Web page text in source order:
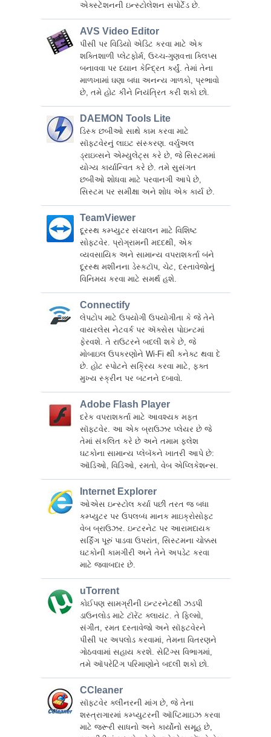
એક્સ્ટેંશનની ઇન્સ્ટોલેશન સપોર્ટેડ છે.
AVS Video Editor
પીસી પર વિડિયો એડિટ કરવા માટે એક
શક્તિશાળી પ્લેટફોર્મ, ઉચ્ચ-ગુણવત્તા ક્લિપ્સ
બનાવવા પર ધ્યાન કેન્દ્રિત કર્યું. તેમાં તેના
માળખામાં ઘણા બધા અનન્ય ગાળકો, પ્રભાવો
છે, તમે હોટ કીને નિયંત્રિત કરી શકો છો.
DAEMON Tools Lite
ડિસ્ક છબીઓ સાથે કામ કરવા માટે
સૉફ્ટવેરનું લાઇટ સંસ્કરણ. વર્ચુઅલ
ડ્રાઇવ્સને એમ્યુલેટ્સ કરે છે, જે સિસ્ટમમાં
યોગ્ય કાર્યાન્વિત કરે છે. તમે સુસંગત
છબીઓ શોધવા માટે પરવાનગી આપે છે,
સિસ્ટમ પર સમીક્ષા અને શોધ એક કાર્ય છે.
TeamViewer
દૂરસ્થ કમ્પ્યુટર સંચાલન માટે વિશિષ્ટ
સોફ્ટવેર. પ્રોગ્રામની મદદથી, એક
વ્યવસાયિક અને સામાન્ય વપરાશકર્તા બંને
દૂરસ્થ મશીનના ડેસ્કટૉપ, ચેટ, દસ્તાવેજોનું
વિનિમય કરવા માટે સમર્થ હશે.
Connectify
લેપટોપ માટે ઉપયોગી ઉપયોગીતા કે જે તેને
વાયરલેસ નેટવર્ક પર ઍક્સેસ પોઇન્ટમાં
ફેરવશે. તે રાઉટરને બદલી શકે છે, જે
મોબાઇલ ઉપકરણોને Wi-Fi થી કનેક્ટ થવા દે
છે. હોટ સ્પોટને સક્રિય કરવા માટે, ફક્ત
મુખ્ય સ્ક્રીન પર બટનને દબાવો.
Adobe Flash Player
દરેક વપરાશકર્તા માટે આવશ્યક મફત
સૉફ્ટવેર. આ એક બ્રાઉઝર પ્લેયર છે જે
તેમાં સંકલિત કરે છે અને તમામ ફ્લેશ
ઘટકોના સામાન્ય પ્લેબૅકને ખાતરી આપે છે:
ઑડિઓ, વિડિઓ, રમતો, વેબ એપ્લિકેશન્સ.
Internet Explorer
ઓએસ ઇન્સ્ટોલ કર્યા પછી તરત જ બધા
કમ્પ્યુટર પર ઉપલબ્ધ માનક માઇક્રોસોફ્ટ
વેબ બ્રાઉઝર. ઇન્ટરનેટ પર આરામદાયક
સર્ફિંગ પૂરું પાડવા ઉપરાંત, સિસ્ટમના ચોક્કસ
ઘટકોની કામગીરી અને તેને અપડેટ કરવા
માટે જવાબદાર છે.
uTorrent
કોઈપણ સામગ્રીની ઇન્ટરનેટથી ઝડપી
ડાઉનલોડ માટે ટૉરેંટ ક્લાયંટ. તે ફિલ્મો,
સંગીત, રમત દસ્તાવેજો અને સૉફ્ટવેરને
પીસી પર અપલોડ કરવામાં, તેમના વિતરણને
ગોઠવવામાં સહાય કરશે. સેટિંગ્સ વિભાગમાં,
તમે ઑપરેટિંગ પરિમાણોને બદલી શકો છો.
CCleaner
સૉફ્ટવેર ક્લીનરની માંગ છે, જે તેના
શસ્ત્રાગારમાં કમ્પ્યુટરની ઑપ્ટિમાઇઝ કરવા
માટે જરૂરી સાધનો અને કાર્યોનો સમૂહ છે,